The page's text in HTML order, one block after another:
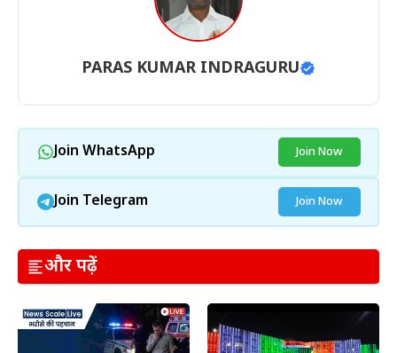
PARAS KUMAR INDRAGURU
Join WhatsApp Join Now
Join Telegram Join Now
और पढ़ें